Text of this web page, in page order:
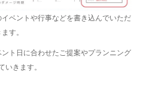
ベントや行事などを書き込んでいただ
ます。
ト日に合わせたご提案やプランニング
いきます。